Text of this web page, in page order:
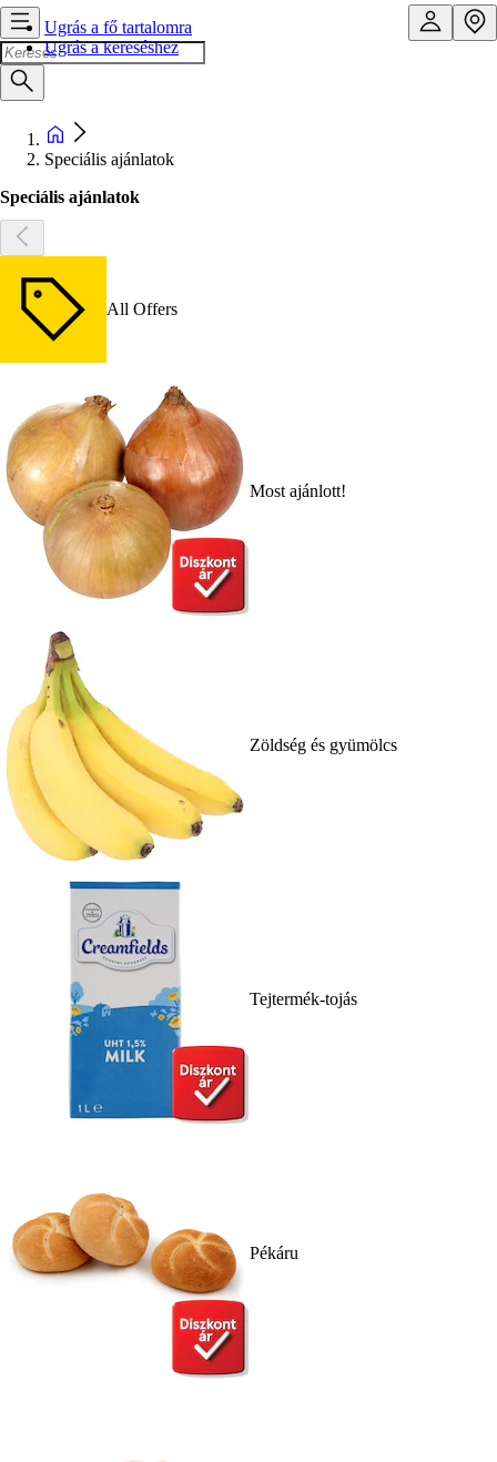
Ugrás a fő tartalomra
Ugrás a kereséshez
Speciális ajánlatok
Speciális ajánlatok
All Offers
Most ajánlott!
Zöldség és gyümölcs
Tejtermék-tojás
Pékáru